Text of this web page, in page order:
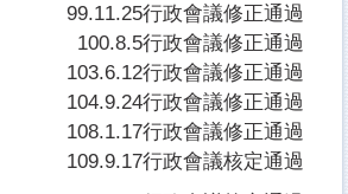
99.11.25行政會議修正通過
100.8.5行政會議修正通過
103.6.12行政會議修正通過
104.9.24行政會議修正通過
108.1.17行政會議修正通過
109.9.17行政會議核定通過